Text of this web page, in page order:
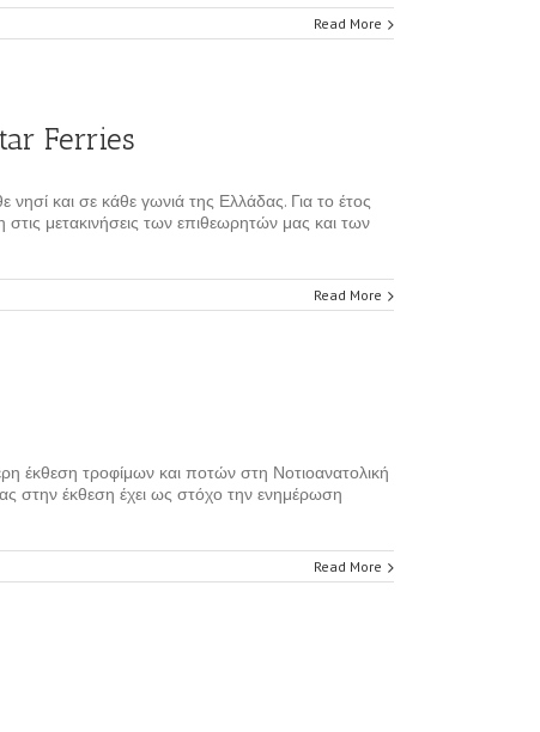
Read More
Ferries
και σε κάθε γωνιά της Ελλάδας. Για το έτος
μετακινήσεις των επιθεωρητών μας και των
Read More
έκθεση τροφίμων και ποτών στη Νοτιοανατολική
στην έκθεση έχει ως στόχο την ενημέρωση
Read More